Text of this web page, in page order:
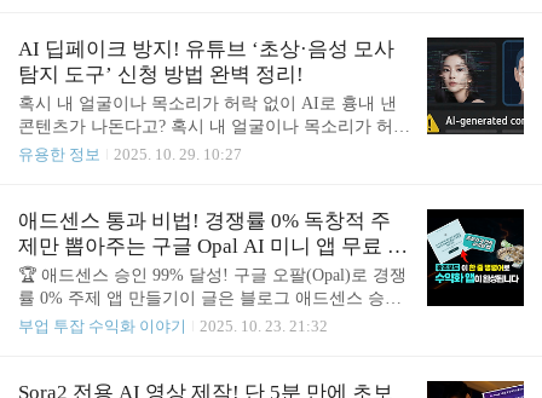
쓰고 싶은 사람”에게즉시 활용 가능한 실전형 프롬프
트입니다. 🚀 사용방법 및 활용..
쌓이는데 방문자는 그대로검색 상위노출은 안 되고
하루아침에 ‘저품질’ 경고까지ChatGPT로 글을 쓰면
오히려 블로그 지수가 떨어지는 기현상…이런 경험
한 번이라도 있으셨다면,그건 절대 당신의 실력 부족
때문이 아닙니다.문제는 현재 사용하고 있는 도구와
잘못 알려진 방식에 있었습니다. 🚀블로그 전용 AI
특강 - 지금 성장에 필요한 모든 것현업 전문가의 노
하우를 배우고, 참여자 한정 혜택까지..
AI 딥페이크 방지! 유튜브 ‘초상·음성 모사
탐지 도구’ 신청 방법 완벽 정리!
혹시 내 얼굴이나 목소리가 허락 없이 AI로 흉내 낸
콘텐츠가 나돈다고? 혹시 내 얼굴이나 목소리가 허락
없이 AI로 흉내 낸 콘텐츠가 나돌면 어떡하지, 하고
에서 새로운 AI 유사성 탐지 툴을 도입했거든요. 이
툴은 유튜브 파트너 프로그램에 가입한 크리에이터
라면 누구나 간단한 본인 인증 절차를 거쳐 사용할
수 있어요.이미 2025년 10월 말부터 한국에서도 쓸
수 있게 되었으니, 이제 내 콘텐츠 보호에 활용해 보
세요!이제 더 안심하고 창작 활동하실 수 있을 거예
탐지 시스템 사용법 YouTube가 크리에이터의 얼굴·
유용한 정보 2025. 10. 29. 10:27
애드센스 통과 비법! 경쟁률 0% 독창적 주
제만 뽑아주는 구글 Opal AI 미니 앱 무료 제
작(초보도 코딩 1줄 없이 수익화 앱 만들고
블로그 주제 고민 끝내는 기막힌 방법)
🏆 애드센스 승인 99% 달성! 구글 오팔(Opal)로 경쟁
률 0% 주제 앱 만들기이 글은 블로그 애드센스 승인
에 번번이 좌절한 분들을 위한 실전 가이드입니다.
의 핵심 로직을 자동화할 수 있습니다. 📽️ 내가 직접
부업 투잡 수익화 이야기 2025. 10. 23. 21:32
Sora2 전용 AI 영상 제작! 단 5분 만에 초보